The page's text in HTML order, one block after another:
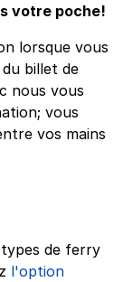
votre poche!
lorsque vous
billet de
nous vous
vous
vos mains
de ferry
l'option